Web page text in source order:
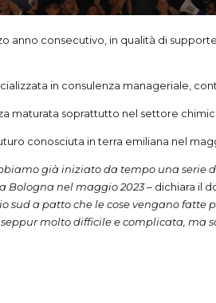
anno consecutivo, in qualità di
in consulenza manageriale,
maturata soprattutto nel settore
conosciuta in terra emiliana nel
già iniziato da tempo una serie
Bologna nel maggio 2023– dichiara il
a patto che le cose vengano fatte
molto difficile e complicata, ma